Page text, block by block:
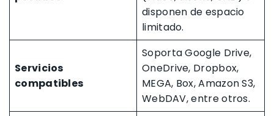
disponen de espacio
limitado.
Servicios
compatibles
Soporta Google Drive,
OneDrive, Dropbox,
MEGA, Box, Amazon S3,
WebDAV, entre otros.